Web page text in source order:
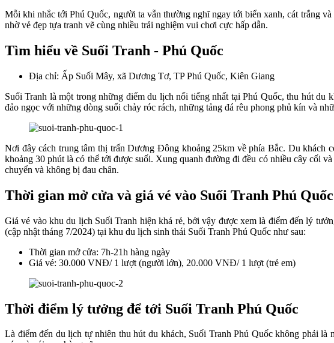
Mỗi khi nhắc tới Phú Quốc, người ta vẫn thường nghĩ ngay tới biển xanh, cát trắng
nhờ vẻ đẹp tựa tranh vẽ cùng nhiều trải nghiệm vui chơi cực hấp dẫn.
Tìm hiểu về Suối Tranh - Phú Quốc
Địa chỉ: Ấp Suối Mây, xã Dương Tơ, TP Phú Quốc, Kiên Giang
Suối Tranh là một trong những điểm du lịch nổi tiếng nhất tại Phú Quốc, thu hút
đảo ngọc với những dòng suối chảy róc rách, những tảng đá rêu phong phủ kín và
Nơi đây cách trung tâm thị trấn Dương Đông khoảng 25km về phía Bắc. Du khách
khoảng 30 phút là có thể tới được suối. Xung quanh đường đi đều có nhiều cây cối
chuyển và không bị đau chân.
Thời gian mở cửa và giá vé vào Suối Tranh Phú Quốc
Giá vé vào khu du lịch Suối Tranh hiện khá rẻ, bởi vậy được xem là điểm đến lý
(cập nhật tháng 7/2024) tại khu du lịch sinh thái Suối Tranh Phú Quốc như sau:
Thời gian mở cửa: 7h-21h hàng ngày
Giá vé: 30.000 VNĐ/ 1 lượt (người lớn), 20.000 VNĐ/ 1 lượt (trẻ em)
Thời điểm lý tưởng để tới Suối Tranh Phú Quốc
Là điểm đến du lịch tự nhiên thu hút du khách, Suối Tranh Phú Quốc không phải